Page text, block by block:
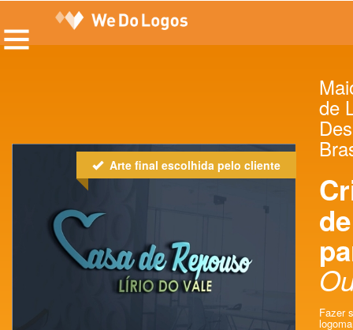
Arte final escolhida pelo cliente
de
de
Fazer